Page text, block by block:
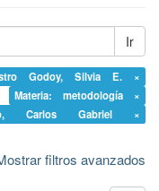
Ir
Godoy, Silvia E. ×
Materia: metodología ×
Carlos Gabriel ×
filtros avanzados